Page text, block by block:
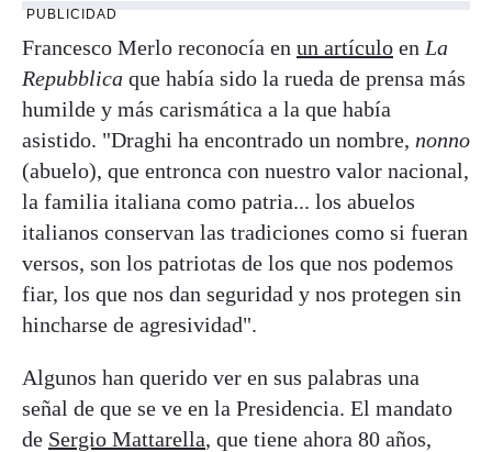
PUBLICIDAD
Francesco Merlo reconocía en un artículo en La
Repubblica que había sido la rueda de prensa más
humilde y más carismática a la que había
asistido. "Draghi ha encontrado un nombre, nonno
(abuelo), que entronca con nuestro valor nacional,
la familia italiana como patria... los abuelos
italianos conservan las tradiciones como si fueran
versos, son los patriotas de los que nos podemos
fiar, los que nos dan seguridad y nos protegen sin
hincharse de agresividad".
Algunos han querido ver en sus palabras una
señal de que se ve en la Presidencia. El mandato
de Sergio Mattarella, que tiene ahora 80 años,